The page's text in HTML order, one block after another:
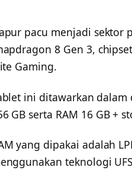
pacu menjadi sektor
8 Gen 3,
Gaming.
ini ditawarkan dalam
GB serta RAM 16 GB +
yang dipakai adalah
teknologi